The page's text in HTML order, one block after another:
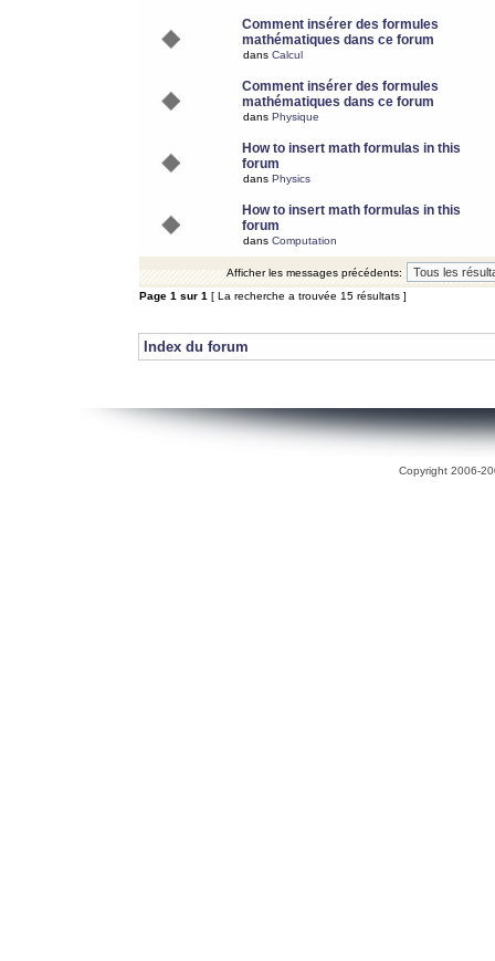
Comment insérer des formules
mathématiques dans ce forum
dans Calcul
Comment insérer des formules
mathématiques dans ce forum
dans Physique
How to insert math formulas in this
forum
dans Physics
How to insert math formulas in this
forum
dans Computation
Afficher les messages précédents:
Page 1 sur 1 [ La recherche a trouvée 15 résultats ]
Index du forum
Copyright 2006-